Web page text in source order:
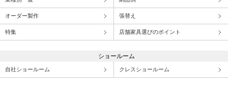
オーダー製作 張替え
特集 店舗家具選びのポイント
ショールーム
自社ショールーム クレスショールーム